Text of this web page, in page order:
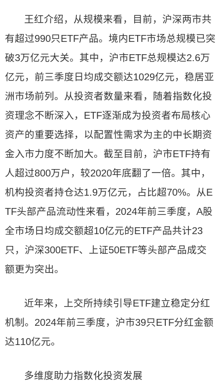
王红介绍，从规模来看，目前，沪深两市共
有超过990只ETF产品。境内ETF市场总规模已突
破3万亿元大关。其中，沪市ETF总规模达2.6万
亿元，前三季度日均成交额达1029亿元，稳居亚
洲市场前列。从投资者数量来看，随着指数化投
资理念不断深入，ETF逐渐成为投资者布局核心
资产的重要选择，以配置性需求为主的中长期资
金入市力度不断加大。截至目前，沪市ETF持有
人超过800万户，较2020年底翻了一倍。其中，
机构投资者持仓达1.9万亿元，占比超70%。从E
TF头部产品流动性来看，2024年前三季度，A股
全市场日均成交额超10亿元的ETF产品共计23
只，沪深300ETF、上证50ETF等头部产品成交
额更为突出。
近年来，上交所持续引导ETF建立稳定分红
机制。2024年前三季度，沪市39只ETF分红金额
达110亿元。
多维度助力指数化投资发展